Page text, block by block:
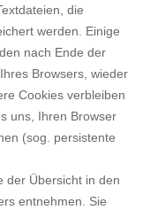
die
werden. Einige
nach Ende der
Browsers, wieder
Cookies verbleiben
uns, Ihren Browser
(sog. persistente
der Übersicht in den
entnehmen. Sie